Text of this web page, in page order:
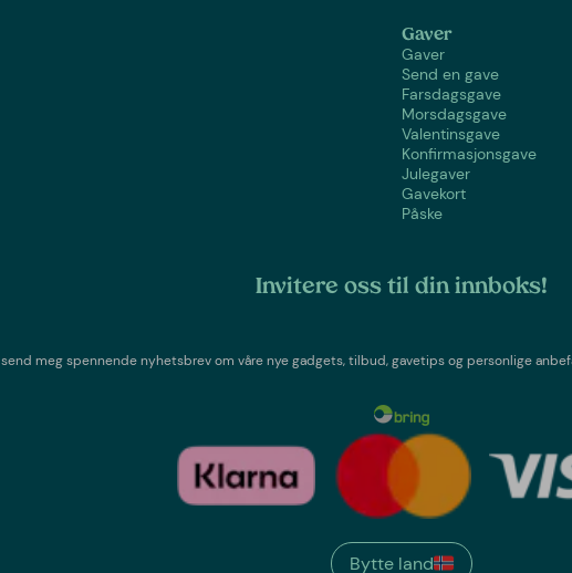
Gaver
Gaver
Send en gave
Farsdagsgave
Morsdagsgave
Valentinsgave
Konfirmasjonsgave
Julegaver
Gavekort
Påske
Invitere oss til din innboks!
send meg spennende nyhetsbrev om våre nye gadgets, tilbud, gavetips og personlige
Bytte land